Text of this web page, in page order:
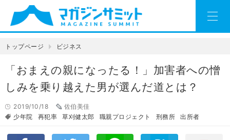
トップページ ビジネス
「おまえの親になったる！」加害者への憎
しみを乗り越えた男が選んだ道とは？
2019/10/18
佐伯美佳
少年院
再犯率 草刈健太郎 職親プロジェクト 刑務所 出所者